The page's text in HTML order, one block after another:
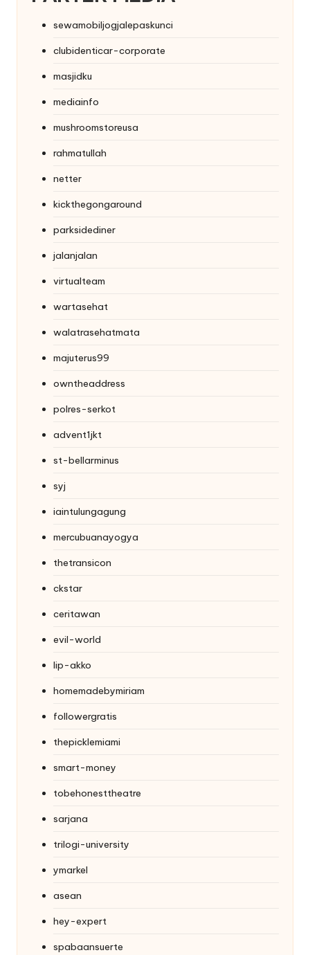
sewamobiljogjalepaskunci
clubidenticar-corporate
masjidku
mediainfo
mushroomstoreusa
rahmatullah
netter
kickthegongaround
parksidediner
jalanjalan
virtualteam
wartasehat
walatrasehatmata
majuterus99
owntheaddress
polres-serkot
advent1jkt
st-bellarminus
syj
iaintulungagung
mercubuanayogya
thetransicon
ckstar
ceritawan
evil-world
lip-akko
homemadebymiriam
followergratis
thepicklemiami
smart-money
tobehonesttheatre
sarjana
trilogi-university
ymarkel
asean
hey-expert
spabaansuerte